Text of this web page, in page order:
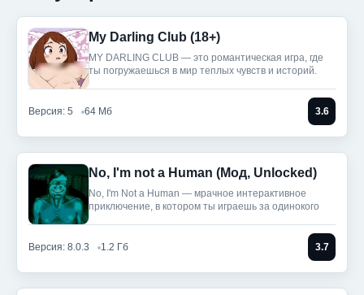
My Darling Club (18+)
MY DARLING CLUB — это романтическая игра, где
ты погружаешься в мир теплых чувств и историй.
Версия: 5 64 Мб 3.6
No, I'm not a Human (Мод, Unlocked)
No, I'm Not a Human — мрачное интерактивное
приключение, в котором ты играешь за одинокого
Версия: 8.0.3 1.2 Гб 3.7